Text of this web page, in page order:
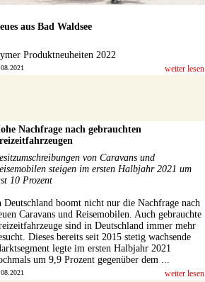
aus Bad Waldsee
Produktneuheiten 2022
weiter lesen
Nachfrage nach gebrauchten
von Caravans und
steigen im ersten Halbjahr 2021 um
10 Prozent
Deutschland boomt nicht nur die Nachfrage nach
Caravans und Reisemobilen. Auch gebrauchte
sind in Deutschland immer mehr
Dieses bereits seit 2015 stetig wachsende
legte im ersten Halbjahr 2021
um 9,9 Prozent gegenüber dem ...
weiter lesen